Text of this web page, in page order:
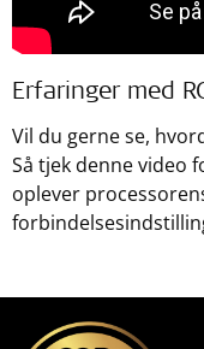
Erfaringer med
Vil du gerne se,
Så tjek denne video
oplever